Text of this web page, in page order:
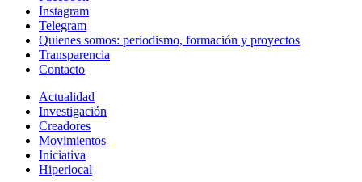
Instagram
Telegram
Quienes somos: periodismo, formación y proyectos
Transparencia
Contacto
Actualidad
Investigación
Creadores
Movimientos
Iniciativa
Hiperlocal